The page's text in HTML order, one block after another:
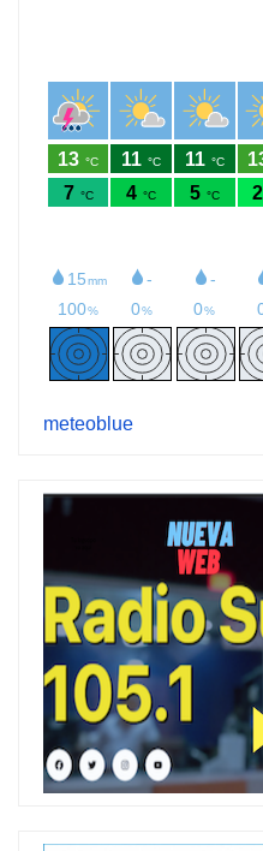
meteoblue